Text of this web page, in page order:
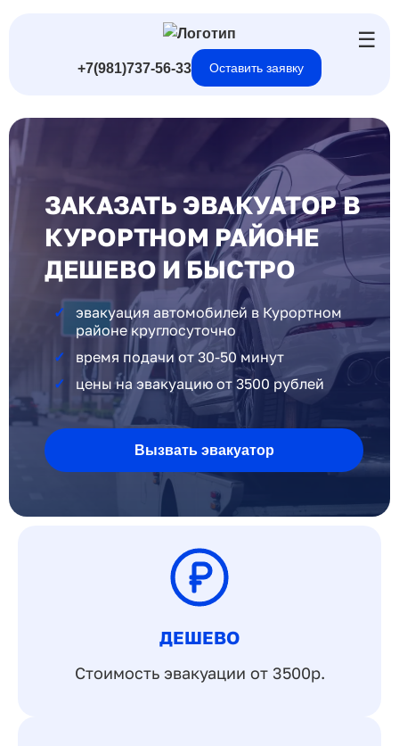
☰
+7(981)737-56-33 Оставить заявку
ЗАКАЗАТЬ ЭВАКУАТОР В
КУРОРТНОМ РАЙОНЕ
ДЕШЕВО И БЫСТРО
эвакуация автомобилей в Курортном
районе круглосуточно
время подачи от 30-50 минут
цены на эвакуацию от 3500 рублей
Вызвать эвакуатор
ДЕШЕВО
Стоимость эвакуации от 3500р.